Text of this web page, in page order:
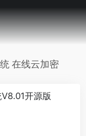
在线云加密
开源版